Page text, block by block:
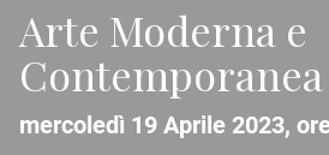
Arte Moderna e
Contemporanea
mercoledì 19 Aprile 2023,